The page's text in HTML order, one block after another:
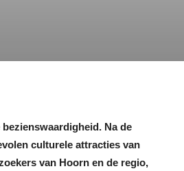
Na de
culturele attracties van
van Hoorn en de regio,